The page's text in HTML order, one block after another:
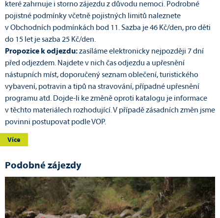
které zahrnuje i storno zájezdu z důvodu nemoci. Podrobné
pojistné podmínky včetně pojistných limitů naleznete
v Obchodních podmínkách bod 11. Sazba je 46 Kč/den, pro děti
do 15 let je sazba 25 Kč/den.
Propozice k odjezdu:zasíláme elektronicky nejpozději 7 dní
před odjezdem. Najdete v nich čas odjezdu a upřesnění
nástupních míst, doporučený seznam oblečení, turistického
vybavení, potravin a tipů na stravování, případné upřesnění
programu atd. Dojde-li ke změně oproti katalogu je informace
v těchto materiálech rozhodující. V případě zásadních změn jsme
povinni postupovat podle VOP.
Více
Podobné zájezdy